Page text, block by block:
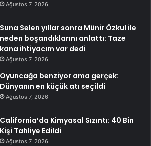
Ağustos 7, 2026
Suna Selen yıllar sonra Münir Özkul ile
neden boşandıklarını anlattı: Taze
kana ihtiyacım var dedi
Ağustos 7, 2026
Oyuncağa benziyor ama gerçek:
Dünyanın en küçük atı seçildi
Ağustos 7, 2026
California’da Kimyasal Sızıntı: 40 Bin
Kişi Tahliye Edildi
Ağustos 7, 2026